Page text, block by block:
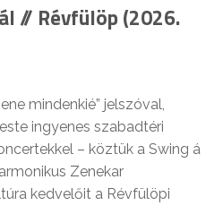
// Révfülöp (2026.
mindenkié” jelszóval,
ingyenes szabadtéri
– köztük a Swing á
Zenekar
kedvelőit a Révfülöpi